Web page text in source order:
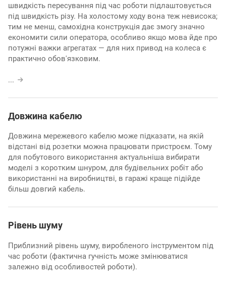
швидкість пересування під час роботи підлаштовується
під швидкість різу. На холостому ходу вона теж невисока;
тим не менш, самохідна конструкція дає змогу значно
економити сили оператора, особливо якщо мова йде про
потужні важки агрегатах — для них привод на колеса є
практично обов'язковим.
...
Довжина кабелю
Довжина мережевого кабелю може підказати, на якій
відстані від розетки можна працювати пристроєм. Тому
для побутового використання актуальніша вибирати
моделі з коротким шнуром, для будівельних робіт або
використанні на виробництві, в гаражі краще підійде
більш довгий кабель.
Рівень шуму
Приблизний рівень шуму, виробленого інструментом під
час роботи (фактична гучність може змінюватися
залежно від особливостей роботи).